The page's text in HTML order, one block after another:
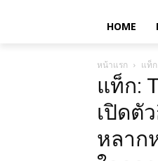
HOME
หน้าแรก แท็ก
แท็ก:
เปิดตั
หลาก